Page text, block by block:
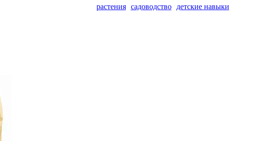
растения
садоводство детские навыки